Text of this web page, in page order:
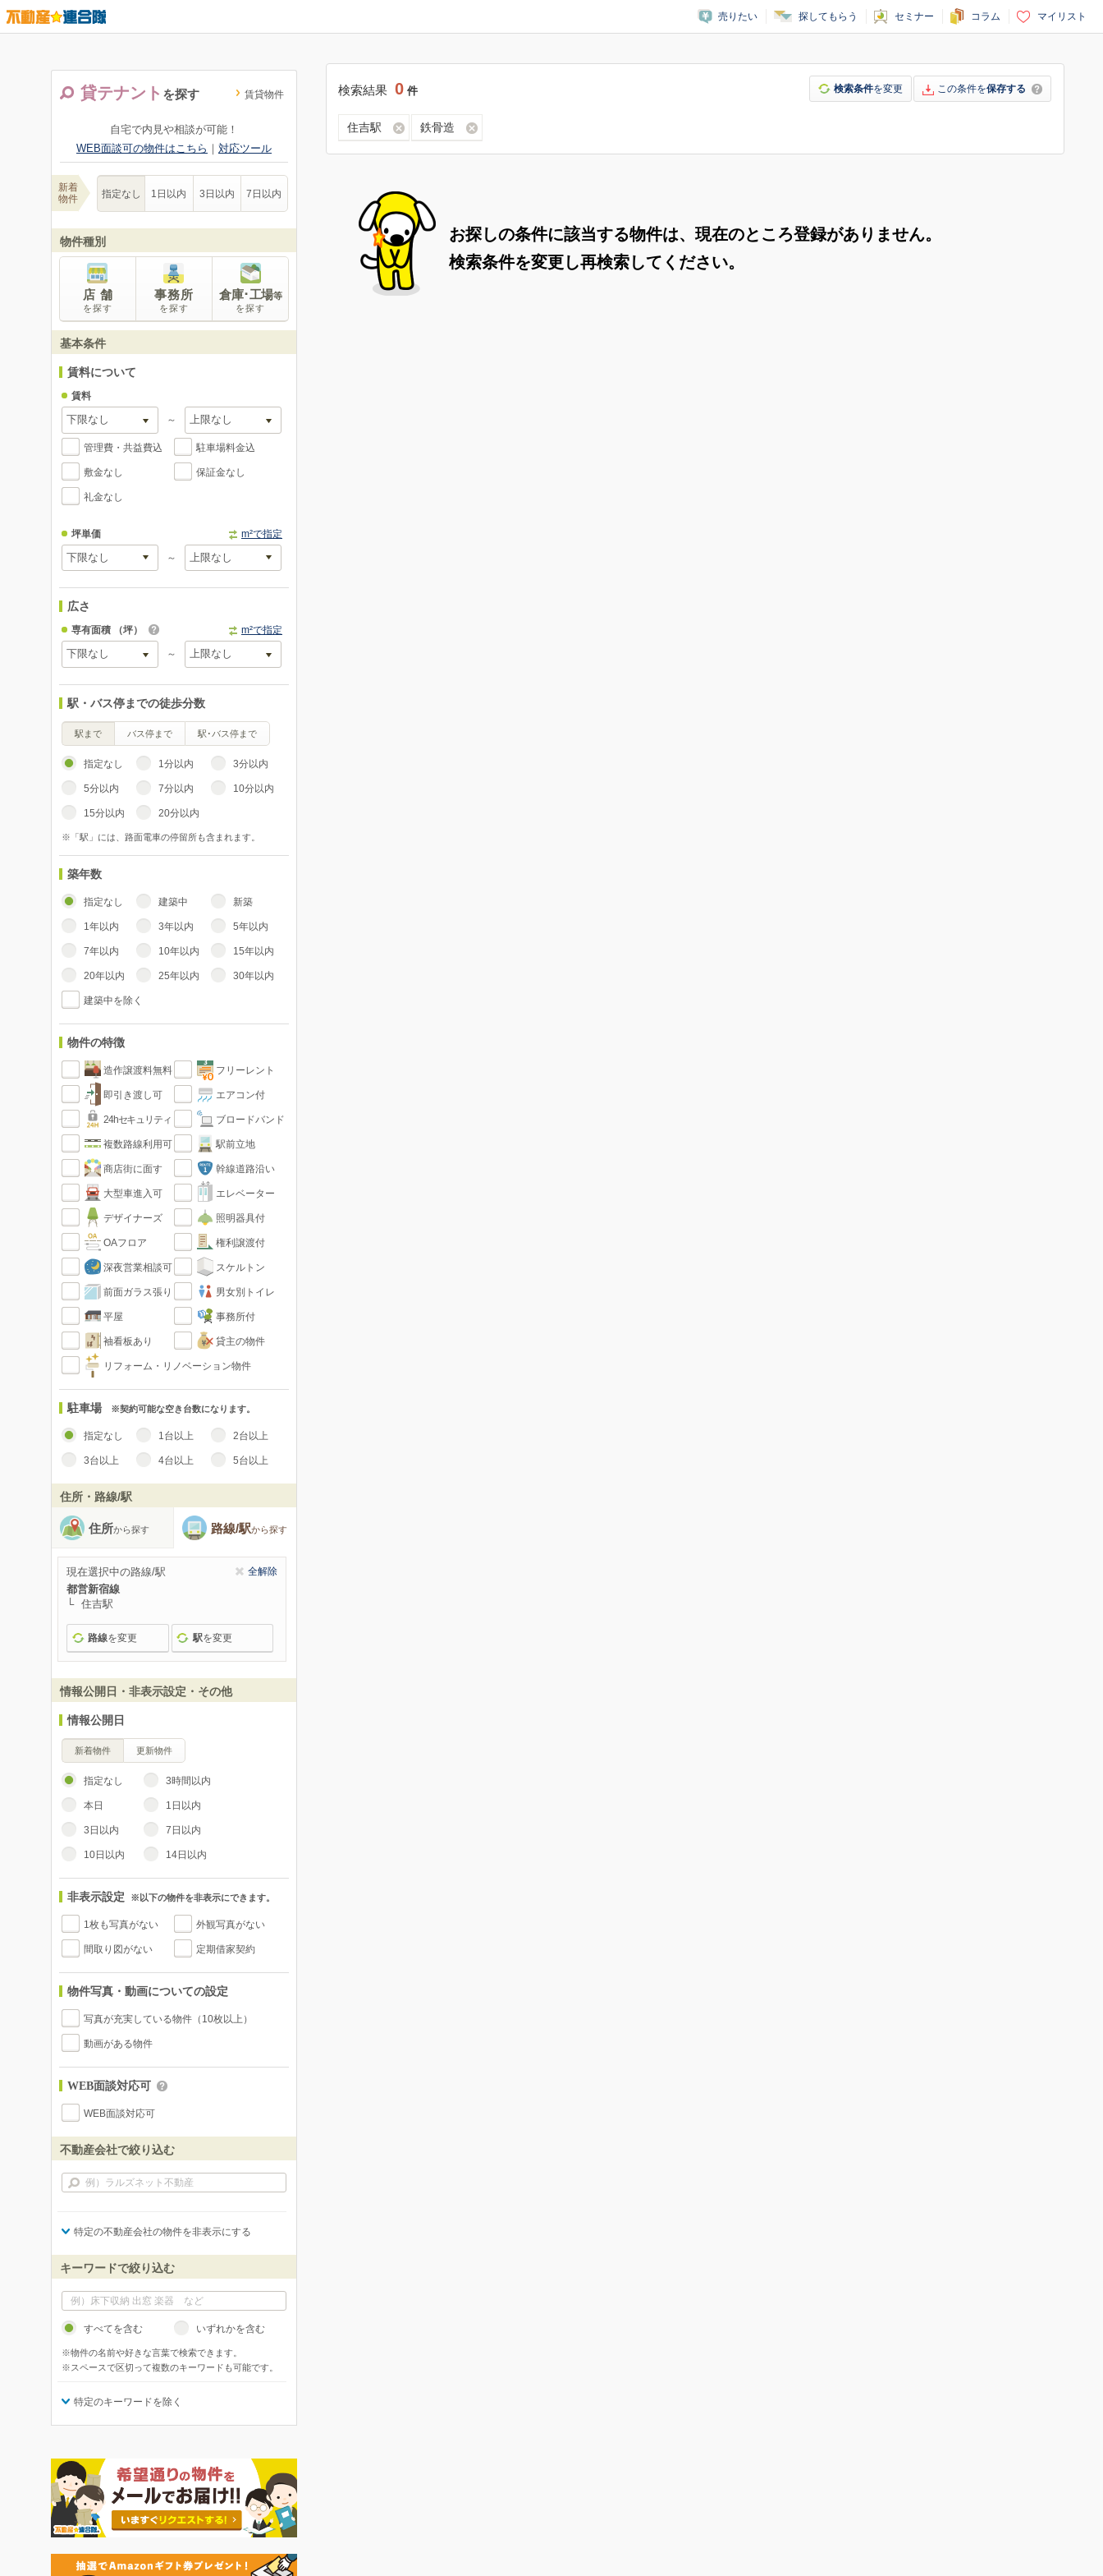
売りたい 探してもらう セミナー コラム マイリスト
貸テナント を探す 賃貸物件
自宅で内見や相談が可能！
WEB面談可の物件はこちら ｜ 対応ツール
新着
物件
指定なし 1日以内 3日以内 7日以内
物件種別
店 舗
を探す
事務所
を探す
倉庫･工場等
を探す
基本条件
賃料について
賃料
～
管理費・共益費込 駐車場料金込
敷金なし 保証金なし
礼金なし
坪単価 m²で指定
～
広さ
専有面積 （坪） m²で指定
～
駅・バス停までの徒歩分数
駅まで バス停まで 駅･バス停まで
指定なし 1分以内 3分以内
5分以内 7分以内 10分以内
15分以内 20分以内
※「駅」には、路面電車の停留所も含まれます。
築年数
指定なし 建築中 新築
1年以内 3年以内 5年以内
7年以内 10年以内 15年以内
20年以内 25年以内 30年以内
建築中を除く
物件の特徴
造作譲渡料無料 フリーレント
即引き渡し可 エアコン付
24hセキュリティ ブロードバンド
複数路線利用可 駅前立地
商店街に面す 幹線道路沿い
大型車進入可 エレベーター
デザイナーズ 照明器具付
OAフロア 権利譲渡付
深夜営業相談可 スケルトン
前面ガラス張り 男女別トイレ
平屋 事務所付
袖看板あり 貸主の物件
リフォーム・リノベーション物件
駐車場 ※契約可能な空き台数になります。
指定なし 1台以上 2台以上
3台以上 4台以上 5台以上
住所・路線/駅
住所から探す 路線/駅から探す
現在選択中の路線/駅 全解除
都営新宿線
住吉駅
路線を変更 駅を変更
情報公開日・非表示設定・その他
情報公開日
新着物件 更新物件
指定なし 3時間以内
本日 1日以内
3日以内 7日以内
10日以内 14日以内
非表示設定 ※以下の物件を非表示にできます。
1枚も写真がない 外観写真がない
間取り図がない 定期借家契約
物件写真・動画についての設定
写真が充実している物件（10枚以上）
動画がある物件
WEB面談対応可
WEB面談対応可
不動産会社で絞り込む
特定の不動産会社の物件を非表示にする
キーワードで絞り込む
すべてを含む いずれかを含む
※物件の名前や好きな言葉で検索できます。
※スペースで区切って複数のキーワードも可能です。
特定のキーワードを除く
検索結果 0 件 検索条件を変更 この条件を保存する
住吉駅 鉄骨造
お探しの条件に該当する物件は、現在のところ登録がありません。
検索条件を変更し再検索してください。